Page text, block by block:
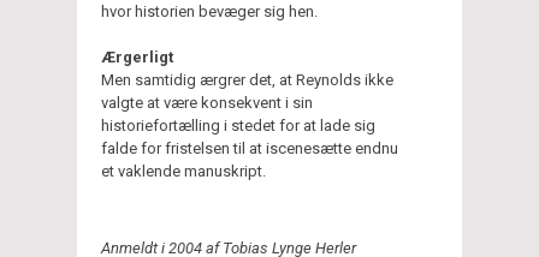
hvor historien bevæger sig hen.
Ærgerligt
Men samtidig ærgrer det, at Reynolds ikke
valgte at være konsekvent i sin
historiefortælling i stedet for at lade sig
falde for fristelsen til at iscenesætte endnu
et vaklende manuskript.
Anmeldt i 2004 af Tobias Lynge Herler